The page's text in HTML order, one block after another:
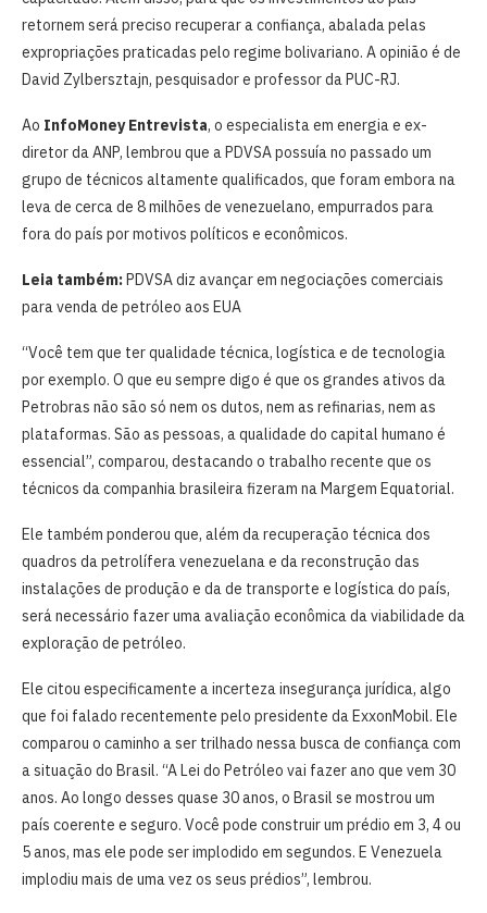
retornem será preciso recuperar a confiança, abalada pelas
expropriações praticadas pelo regime bolivariano. A opinião é de
David Zylbersztajn, pesquisador e professor da PUC-RJ.
Ao InfoMoney Entrevista, o especialista em energia e ex-
diretor da ANP, lembrou que a PDVSA possuía no passado um
grupo de técnicos altamente qualificados, que foram embora na
leva de cerca de 8 milhões de venezuelano, empurrados para
fora do país por motivos políticos e econômicos.
Leia também: PDVSA diz avançar em negociações comerciais
para venda de petróleo aos EUA
“Você tem que ter qualidade técnica, logística e de tecnologia
por exemplo. O que eu sempre digo é que os grandes ativos da
Petrobras não são só nem os dutos, nem as refinarias, nem as
plataformas. São as pessoas, a qualidade do capital humano é
essencial”, comparou, destacando o trabalho recente que os
técnicos da companhia brasileira fizeram na Margem Equatorial.
Ele também ponderou que, além da recuperação técnica dos
quadros da petrolífera venezuelana e da reconstrução das
instalações de produção e da de transporte e logística do país,
será necessário fazer uma avaliação econômica da viabilidade da
exploração de petróleo.
Ele citou especificamente a incerteza insegurança jurídica, algo
que foi falado recentemente pelo presidente da ExxonMobil. Ele
comparou o caminho a ser trilhado nessa busca de confiança com
a situação do Brasil. “A Lei do Petróleo vai fazer ano que vem 30
anos. Ao longo desses quase 30 anos, o Brasil se mostrou um
país coerente e seguro. Você pode construir um prédio em 3, 4 ou
5 anos, mas ele pode ser implodido em segundos. E Venezuela
implodiu mais de uma vez os seus prédios”, lembrou.